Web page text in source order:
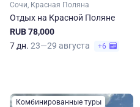
Сочи, Красная Поляна
Отдых на Красной Поляне
RUB 78,000
7 дн. 23—29 августа +6
Комбинированные туры